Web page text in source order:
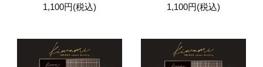
1,100円(税込) 1,100円(税込)